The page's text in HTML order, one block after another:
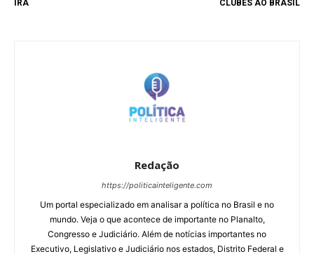
IRÃ
CLUBES AO BRASIL
Redação
https://politicainteligente.com
Um portal especializado em analisar a política no Brasil e no
mundo. Veja o que acontece de importante no Planalto,
Congresso e Judiciário. Além de notícias importantes no
Executivo, Legislativo e Judiciário nos estados, Distrito Federal e